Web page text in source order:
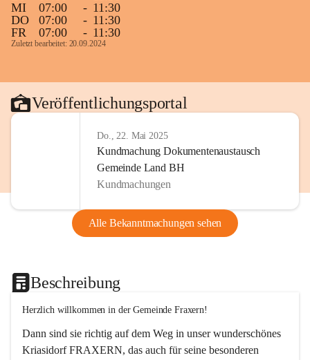
MI
07:00 - 11:30
DO
07:00 - 11:30
FR
07:00 - 11:30
Zuletzt bearbeitet: 20.09.2024
Veröffentlichungsportal
Do., 22. Mai 2025
Kundmachung Dokumentenaustausch
Gemeinde Land BH
Kundmachungen
Alle Bekanntmachungen sehen
Beschreibung
Herzlich willkommen in der Gemeinde Fraxern!
Dann sind sie richtig auf dem Weg in unser wunderschönes
Kriasidorf FRAXERN, das auch für seine besonderen